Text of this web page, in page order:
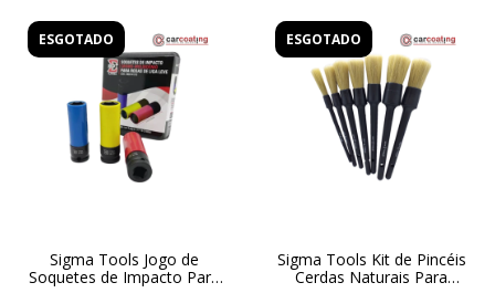
ESGOTADO
Sigma Tools Jogo de
Soquetes de Impacto Para
ESGOTADO
Sigma Tools Kit de Pincéis
Cerdas Naturais Para